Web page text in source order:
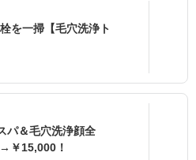
を一掃【毛穴洗浄ト
パ＆毛穴洗浄顔全
￥15,000！